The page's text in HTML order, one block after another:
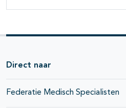
Direct naar
Federatie Medisch Specialisten